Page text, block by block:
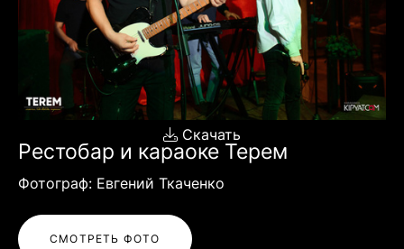
Скачать
Рестобар и караоке Терем
Фотограф: Евгений Ткаченко
СМОТРЕТЬ ФОТО